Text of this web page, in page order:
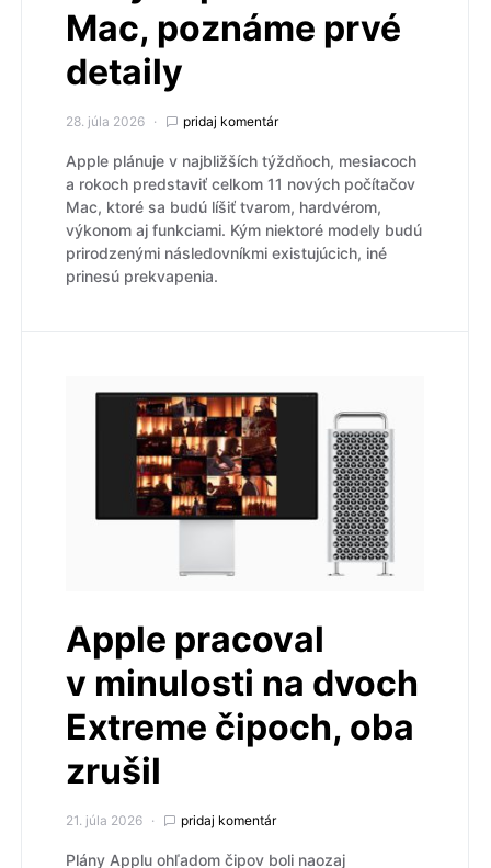
Mac, poznáme prvé
detaily
28. júla 2026 pridaj komentár
Apple plánuje v najbližších týždňoch, mesiacoch
a rokoch predstaviť celkom 11 nových počítačov
Mac, ktoré sa budú líšiť tvarom, hardvérom,
výkonom aj funkciami. Kým niektoré modely budú
prirodzenými následovníkmi existujúcich, iné
prinesú prekvapenia.
Apple pracoval
v minulosti na dvoch
Extreme čipoch, oba
zrušil
21. júla 2026 pridaj komentár
Plány Applu ohľadom čipov boli naozaj